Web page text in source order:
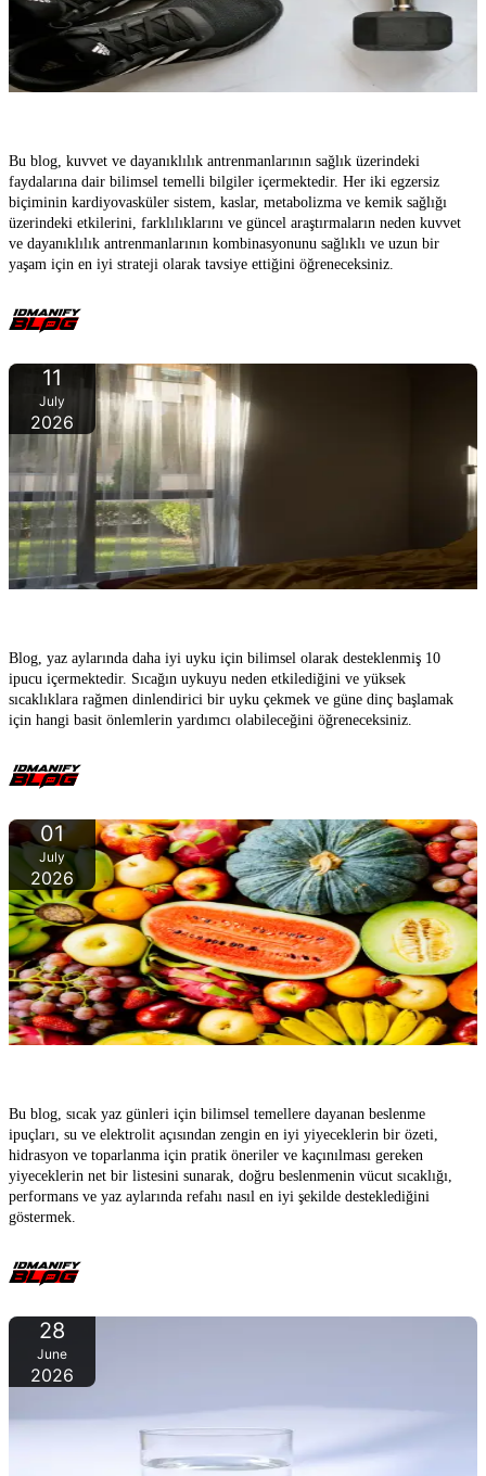
Bu blog, kuvvet ve dayanıklılık antrenmanlarının sağlık üzerindeki
faydalarına dair bilimsel temelli bilgiler içermektedir. Her iki egzersiz
biçiminin kardiyovasküler sistem, kaslar, metabolizma ve kemik sağlığı
üzerindeki etkilerini, farklılıklarını ve güncel araştırmaların neden kuvvet
ve dayanıklılık antrenmanlarının kombinasyonunu sağlıklı ve uzun bir
yaşam için en iyi strateji olarak tavsiye ettiğini öğreneceksiniz.
11
July
2026
Blog, yaz aylarında daha iyi uyku için bilimsel olarak desteklenmiş 10
ipucu içermektedir. Sıcağın uykuyu neden etkilediğini ve yüksek
sıcaklıklara rağmen dinlendirici bir uyku çekmek ve güne dinç başlamak
için hangi basit önlemlerin yardımcı olabileceğini öğreneceksiniz.
01
July
2026
Bu blog, sıcak yaz günleri için bilimsel temellere dayanan beslenme
ipuçları, su ve elektrolit açısından zengin en iyi yiyeceklerin bir özeti,
hidrasyon ve toparlanma için pratik öneriler ve kaçınılması gereken
yiyeceklerin net bir listesini sunarak, doğru beslenmenin vücut sıcaklığı,
performans ve yaz aylarında refahı nasıl en iyi şekilde desteklediğini
göstermek.
28
June
2026